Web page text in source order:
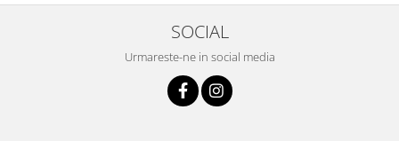
SOCIAL
Urmareste-ne in social media